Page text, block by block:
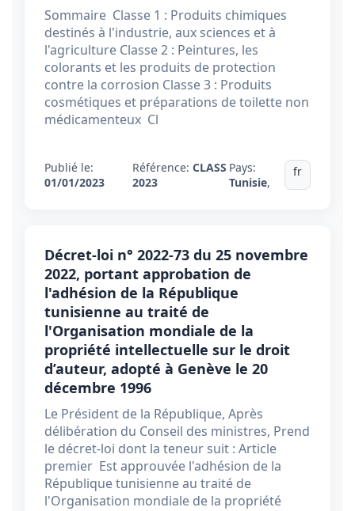
Sommaire Classe 1 : Produits chimiques
destinés à l'industrie, aux sciences et à
l'agriculture Classe 2 : Peintures, les
colorants et les produits de protection
contre la corrosion Classe 3 : Produits
cosmétiques et préparations de toilette non
médicamenteux Cl
Publié le:
01/01/2023
Référence:CLASS
2023
Pays:
Tunisie,
fr
Décret-loi n° 2022-73 du 25 novembre
2022, portant approbation de
l'adhésion de la République
tunisienne au traité de
l'Organisation mondiale de la
propriété intellectuelle sur le droit
d’auteur, adopté à Genève le 20
décembre 1996
Le Président de la République, Après
délibération du Conseil des ministres, Prend
le décret-loi dont la teneur suit : Article
premier Est approuvée l'adhésion de la
République tunisienne au traité de
l'Organisation mondiale de la propriété